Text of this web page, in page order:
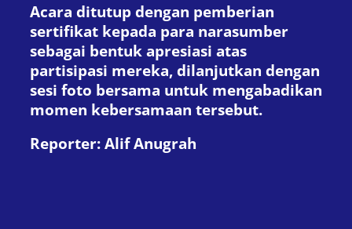
Acara ditutup dengan pemberian
sertifikat kepada para narasumber
sebagai bentuk apresiasi atas
partisipasi mereka, dilanjutkan dengan
sesi foto bersama untuk mengabadikan
momen kebersamaan tersebut.
Reporter: Alif Anugrah